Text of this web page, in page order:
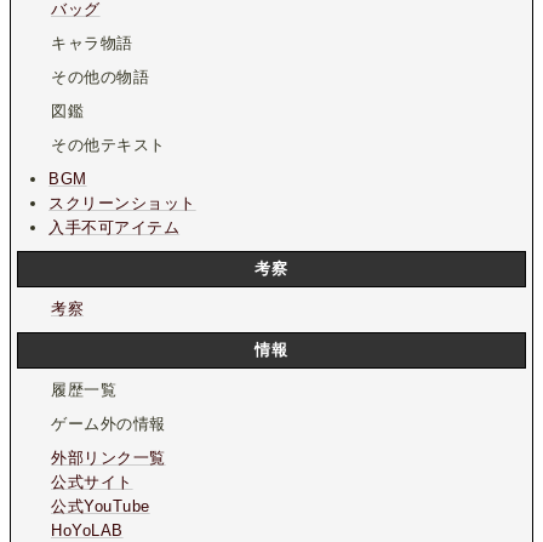
バッグ
キャラ物語
その他の物語
図鑑
その他テキスト
BGM
スクリーンショット
入手不可アイテム
考察
考察
情報
履歴一覧
ゲーム外の情報
外部リンク一覧
公式サイト
公式YouTube
HoYoLAB